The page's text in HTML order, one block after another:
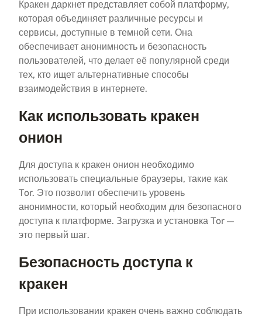
Кракен даркнет представляет собой платформу,
которая объединяет различные ресурсы и
сервисы, доступные в темной сети. Она
обеспечивает анонимность и безопасность
пользователей, что делает её популярной среди
тех, кто ищет альтернативные способы
взаимодействия в интернете.
Как использовать кракен
онион
Для доступа к кракен онион необходимо
использовать специальные браузеры, такие как
Tor. Это позволит обеспечить уровень
анонимности, который необходим для безопасного
доступа к платформе. Загрузка и установка Tor —
это первый шаг.
Безопасность доступа к
кракен
При использовании кракен очень важно соблюдать